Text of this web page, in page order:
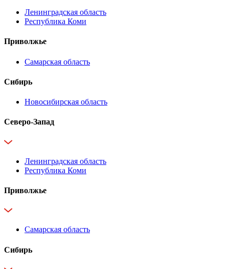
Ленинградская область
Республика Коми
Приволжье
Самарская область
Сибирь
Новосибирская область
Северо-Запад
Ленинградская область
Республика Коми
Приволжье
Самарская область
Сибирь